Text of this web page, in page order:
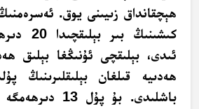
ھېچقانداق زىيىنى يوق.
كىشىنىڭ
ئىدى، بېلىقچى ئۇنىڭغا بېلىق
ھەدىيە قىلغان بېلىقلىرىنىڭ
باشلىدى. بۇ پۇل